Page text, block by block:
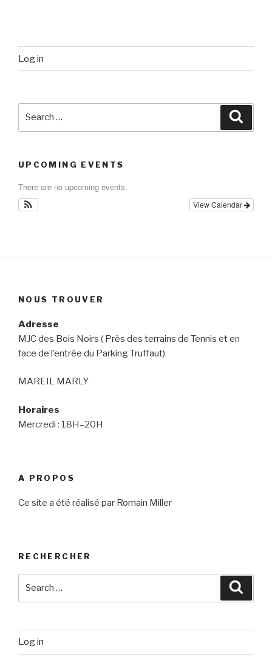
Log in
UPCOMING EVENTS
There are no upcoming events.
View Calendar
NOUS TROUVER
Adresse
MJC des Bois Noirs ( Près des terrains de Tennis et en
face de l’entrée du Parking Truffaut)
MAREIL MARLY
Horaires
Mercredi : 18H–20H
A PROPOS
Ce site a été réalisé par Romain Miller
RECHERCHER
Log in